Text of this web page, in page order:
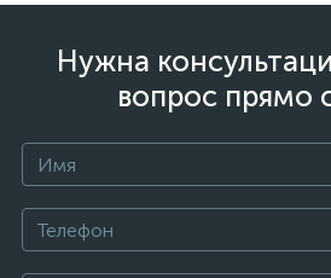
Нужна
вопрос прямо